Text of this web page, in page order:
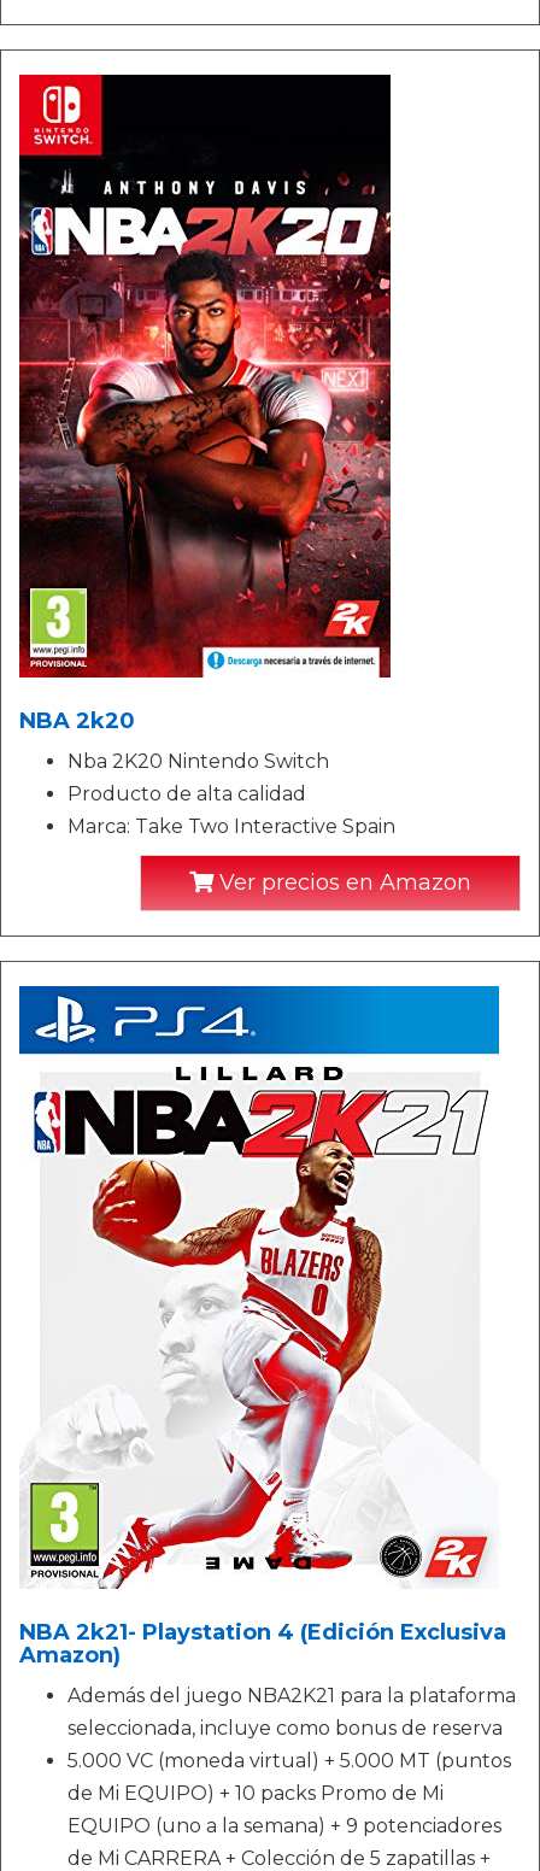
NBA 2k20
Nba 2K20 Nintendo Switch
Producto de alta calidad
Marca: Take Two Interactive Spain
Ver precios en Amazon
NBA 2k21- Playstation 4 (Edición Exclusiva
Amazon)
Además del juego NBA2K21 para la plataforma
seleccionada, incluye como bonus de reserva
5.000 VC (moneda virtual) + 5.000 MT (puntos
de Mi EQUIPO) + 10 packs Promo de Mi
EQUIPO (uno a la semana) + 9 potenciadores
de Mi CARRERA + Colección de 5 zapatillas +